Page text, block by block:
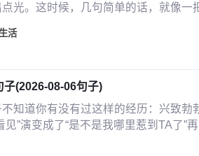
光。这时候，几句简单的话，就像一
活
(2026-08-06句子)
知道你有没有过这样的经历：兴致
见”演变成了“是不是我哪里惹到TA了”